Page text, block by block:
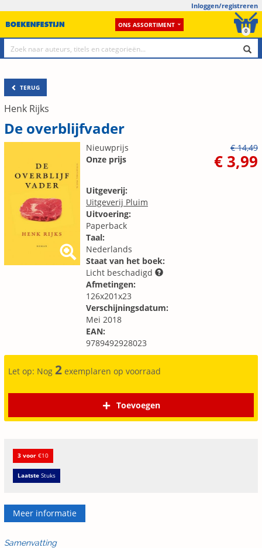
Inloggen/registreren
ONS ASSORTIMENT
0
TERUG
Henk Rijks
De overblijfvader
Nieuwprijs
€ 14,49
Onze prijs
€ 3,99
Uitgeverij:
Uitgeverij Pluim
Uitvoering:
Paperback
Taal:
Nederlands
Staat van het boek:
Licht beschadigd
Afmetingen:
126x201x23
Verschijningsdatum:
Mei 2018
EAN:
9789492928023
Let op: Nog 2 exemplaren op voorraad
Toevoegen
3 voor €10
Laatste Stuks
Meer informatie
Samenvatting